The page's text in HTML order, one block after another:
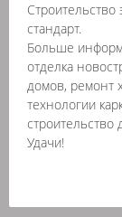
стандарт.
Больше
отделка
домов, ремонт
технологии
Удачи!